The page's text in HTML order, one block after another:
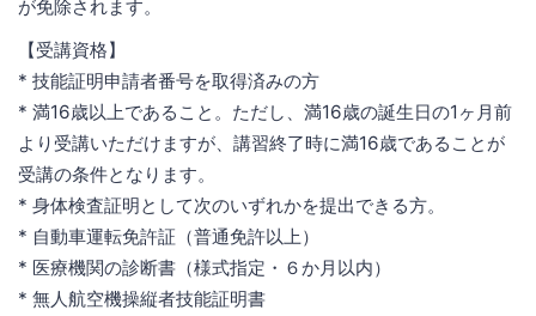
が免除されます。
【受講資格】
* 技能証明申請者番号を取得済みの方
* 満16歳以上であること。ただし、満16歳の誕生日の1ヶ月前
より受講いただけますが、講習終了時に満16歳であることが
受講の条件となります。
* 身体検査証明として次のいずれかを提出できる方。
* 自動車運転免許証（普通免許以上）
* 医療機関の診断書（様式指定・６か月以内）
* 無人航空機操縦者技能証明書